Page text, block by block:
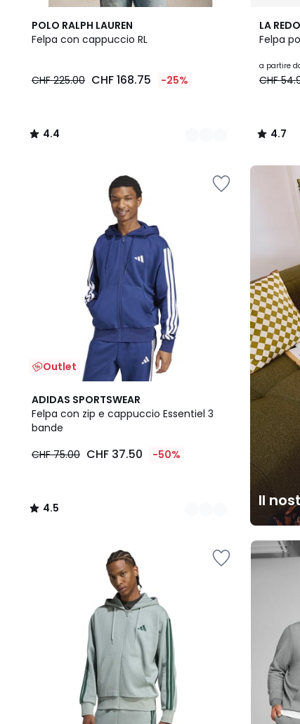
POLO RALPH LAUREN
Felpa con cappuccio RL
168.75
225.00
CHF 225.00 CHF 168.75 -25%
4.4
/ 5
2
Colori
4.4
/
LA
Felpa
a partire
CHF
4.7
/ 5
2
Colori
4.7
/
Outlet
ADIDAS SPORTSWEAR
Felpa con zip e cappuccio Essentiel 3
bande
CHF 75.00 CHF 37.50 -50%
4.5
/ 5
2
Colori
4.5
/
Il
Il